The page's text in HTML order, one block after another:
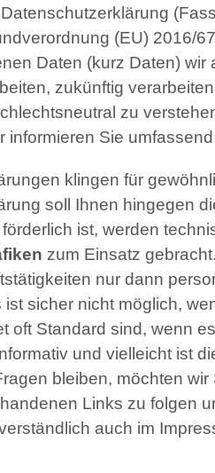
(EU) 2016/
Daten (kurz Daten)
zukünftig
zu
informieren Sie
klingen für
soll Ihnen hingegen
ist, werden
zum Einsatz
nur dann
sicher nicht möglich,
oft Standard sind, wenn
und vielleicht ist
bleiben, möchten
Links zu folgen
auch im